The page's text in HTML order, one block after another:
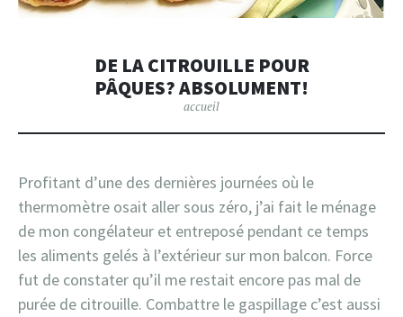
DE LA CITROUILLE POUR
PÂQUES? ABSOLUMENT!
accueil
Profitant d’une des dernières journées où le
thermomètre osait aller sous zéro, j’ai fait le ménage
de mon congélateur et entreposé pendant ce temps
les aliments gelés à l’extérieur sur mon balcon. Force
fut de constater qu’il me restait encore pas mal de
purée de citrouille. Combattre le gaspillage c’est aussi